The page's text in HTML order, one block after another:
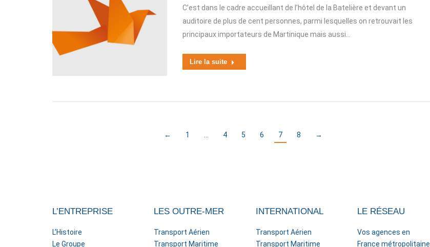
C’est dans le cadre accueillant de l’hôtel de la Batelière et devant un
auditoire de plus de cent personnes, parmi lesquelles on retrouvait les
principaux importateurs de Martinique mais aussi…
Lire la suite
← 1 4 5 6 7 8 →
L’ENTREPRISE
L’Histoire
Le Groupe
LES OUTRE-MER
Transport Aérien
Transport Maritime
INTERNATIONAL
Transport Aérien
Transport Maritime
LE RÉSEAU
Vos agences en
France métropolitaine